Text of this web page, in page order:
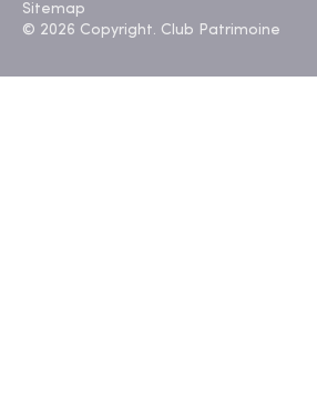
Sitemap
© 2026 Copyright. Club Patrimoine